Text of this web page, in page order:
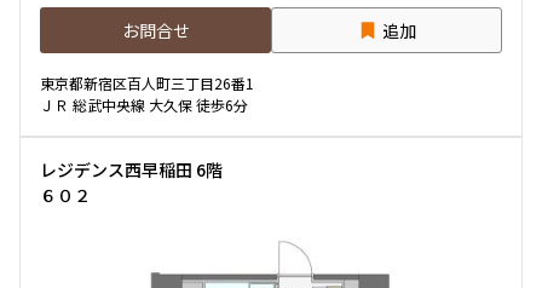
お問合せ 追加
東京都新宿区百人町三丁目26番1
ＪＲ 総武中央線 大久保 徒歩6分
レジデンス西早稲田 6階
６０２